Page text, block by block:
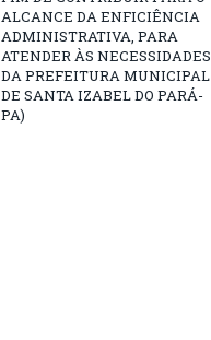
ALCANCE DA ENFICIÊNCIA
ADMINISTRATIVA, PARA
ATENDER ÀS NECESSIDADES
DA PREFEITURA MUNICIPAL
DE SANTA IZABEL DO PARÁ-
PA)